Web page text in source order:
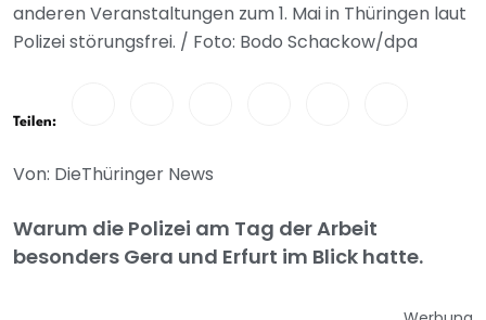
anderen Veranstaltungen zum 1. Mai in Thüringen laut
Polizei störungsfrei. / Foto: Bodo Schackow/dpa
Teilen:
Von: DieThüringer News
Warum die Polizei am Tag der Arbeit
besonders Gera und Erfurt im Blick hatte.